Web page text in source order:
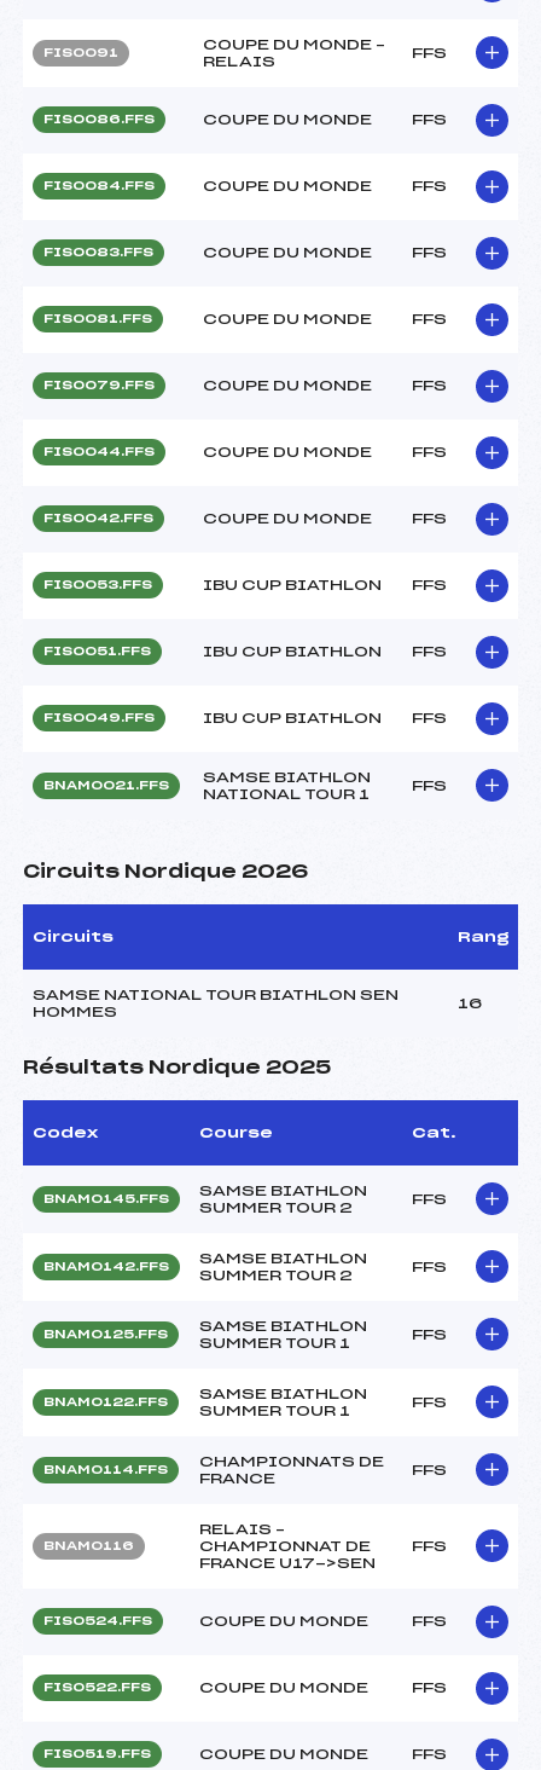
FIS0091
COUPE DU MONDE –
RELAIS
FFS
FIS0086.FFS COUPE DU MONDE FFS
FIS0084.FFS COUPE DU MONDE FFS
FIS0083.FFS COUPE DU MONDE FFS
FIS0081.FFS COUPE DU MONDE FFS
FIS0079.FFS COUPE DU MONDE FFS
FIS0044.FFS COUPE DU MONDE FFS
FIS0042.FFS COUPE DU MONDE FFS
FIS0053.FFS IBU CUP BIATHLON FFS
FIS0051.FFS IBU CUP BIATHLON FFS
FIS0049.FFS IBU CUP BIATHLON FFS
BNAM0021.FFS
SAMSE BIATHLON
NATIONAL TOUR 1
FFS
Circuits Nordique 2026
Circuits Rang
SAMSE NATIONAL TOUR BIATHLON SEN
HOMMES
16
Résultats Nordique 2025
Codex Course Cat.
BNAM0145.FFS
SAMSE BIATHLON
SUMMER TOUR 2
FFS
BNAM0142.FFS
SAMSE BIATHLON
SUMMER TOUR 2
FFS
BNAM0125.FFS
SAMSE BIATHLON
SUMMER TOUR 1
FFS
BNAM0122.FFS
SAMSE BIATHLON
SUMMER TOUR 1
FFS
BNAM0114.FFS
CHAMPIONNATS DE
FRANCE
FFS
BNAM0116
RELAIS –
CHAMPIONNAT DE
FRANCE U17->SEN
FFS
FIS0524.FFS COUPE DU MONDE FFS
FIS0522.FFS COUPE DU MONDE FFS
FIS0519.FFS COUPE DU MONDE FFS